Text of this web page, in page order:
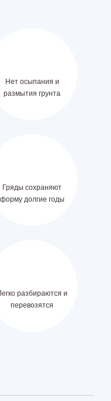
Нет осыпания и
размытия грунта
Гряды сохраняют
форму долгие годы
разбираются и
перевозятся